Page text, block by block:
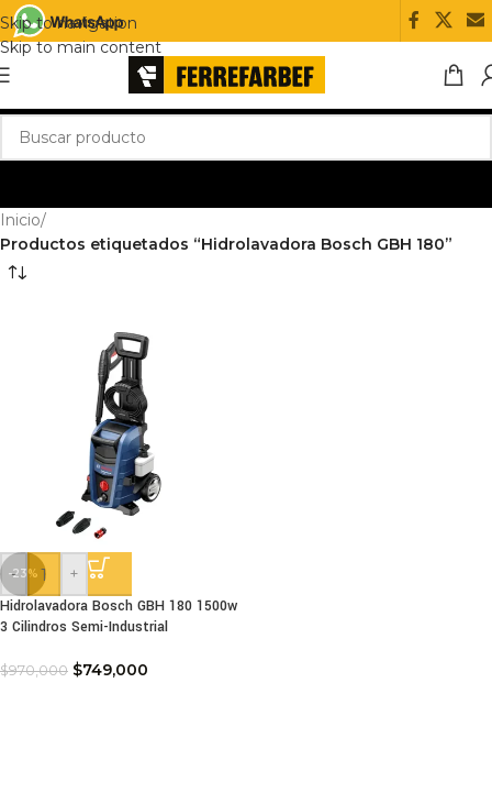
Skip to navigation
Skip to main content
Inicio/
Productos etiquetados “Hidrolavadora Bosch GBH 180”
-23%
-
+
Hidrolavadora Bosch GBH 180 1500w
3 Cilindros Semi-Industrial
$970,000 $749,000